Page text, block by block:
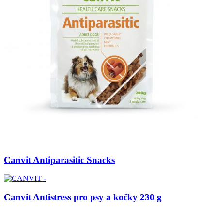
Canvit Antiparasitic Snacks
Canvit Antistress pro psy a kočky 230 g